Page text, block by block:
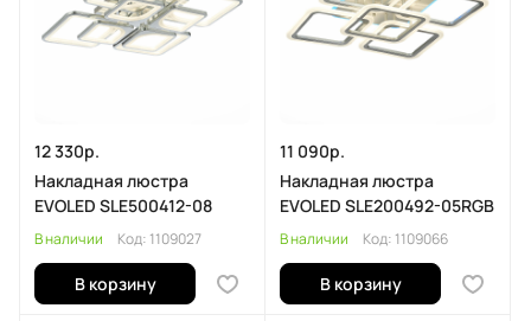
12 330р.
Накладная люстра
EVOLED SLE500412-08
В наличии Код: 1109027
В корзину
11 090р.
Накладная люстра
EVOLED SLE200492-05RGB
В наличии Код: 1109066
В корзину